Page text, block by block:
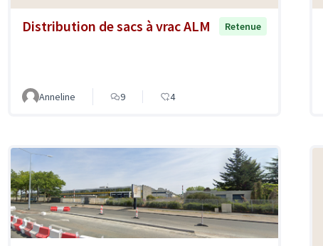
Distribution de sacs à vrac ALM Retenue
Anneline 9 4